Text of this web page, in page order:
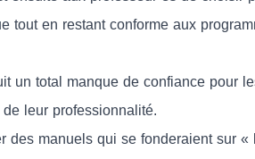
tout en restant conforme aux
un total manque de confiance pour
leur professionnalité.
des manuels qui se fonderaient sur «